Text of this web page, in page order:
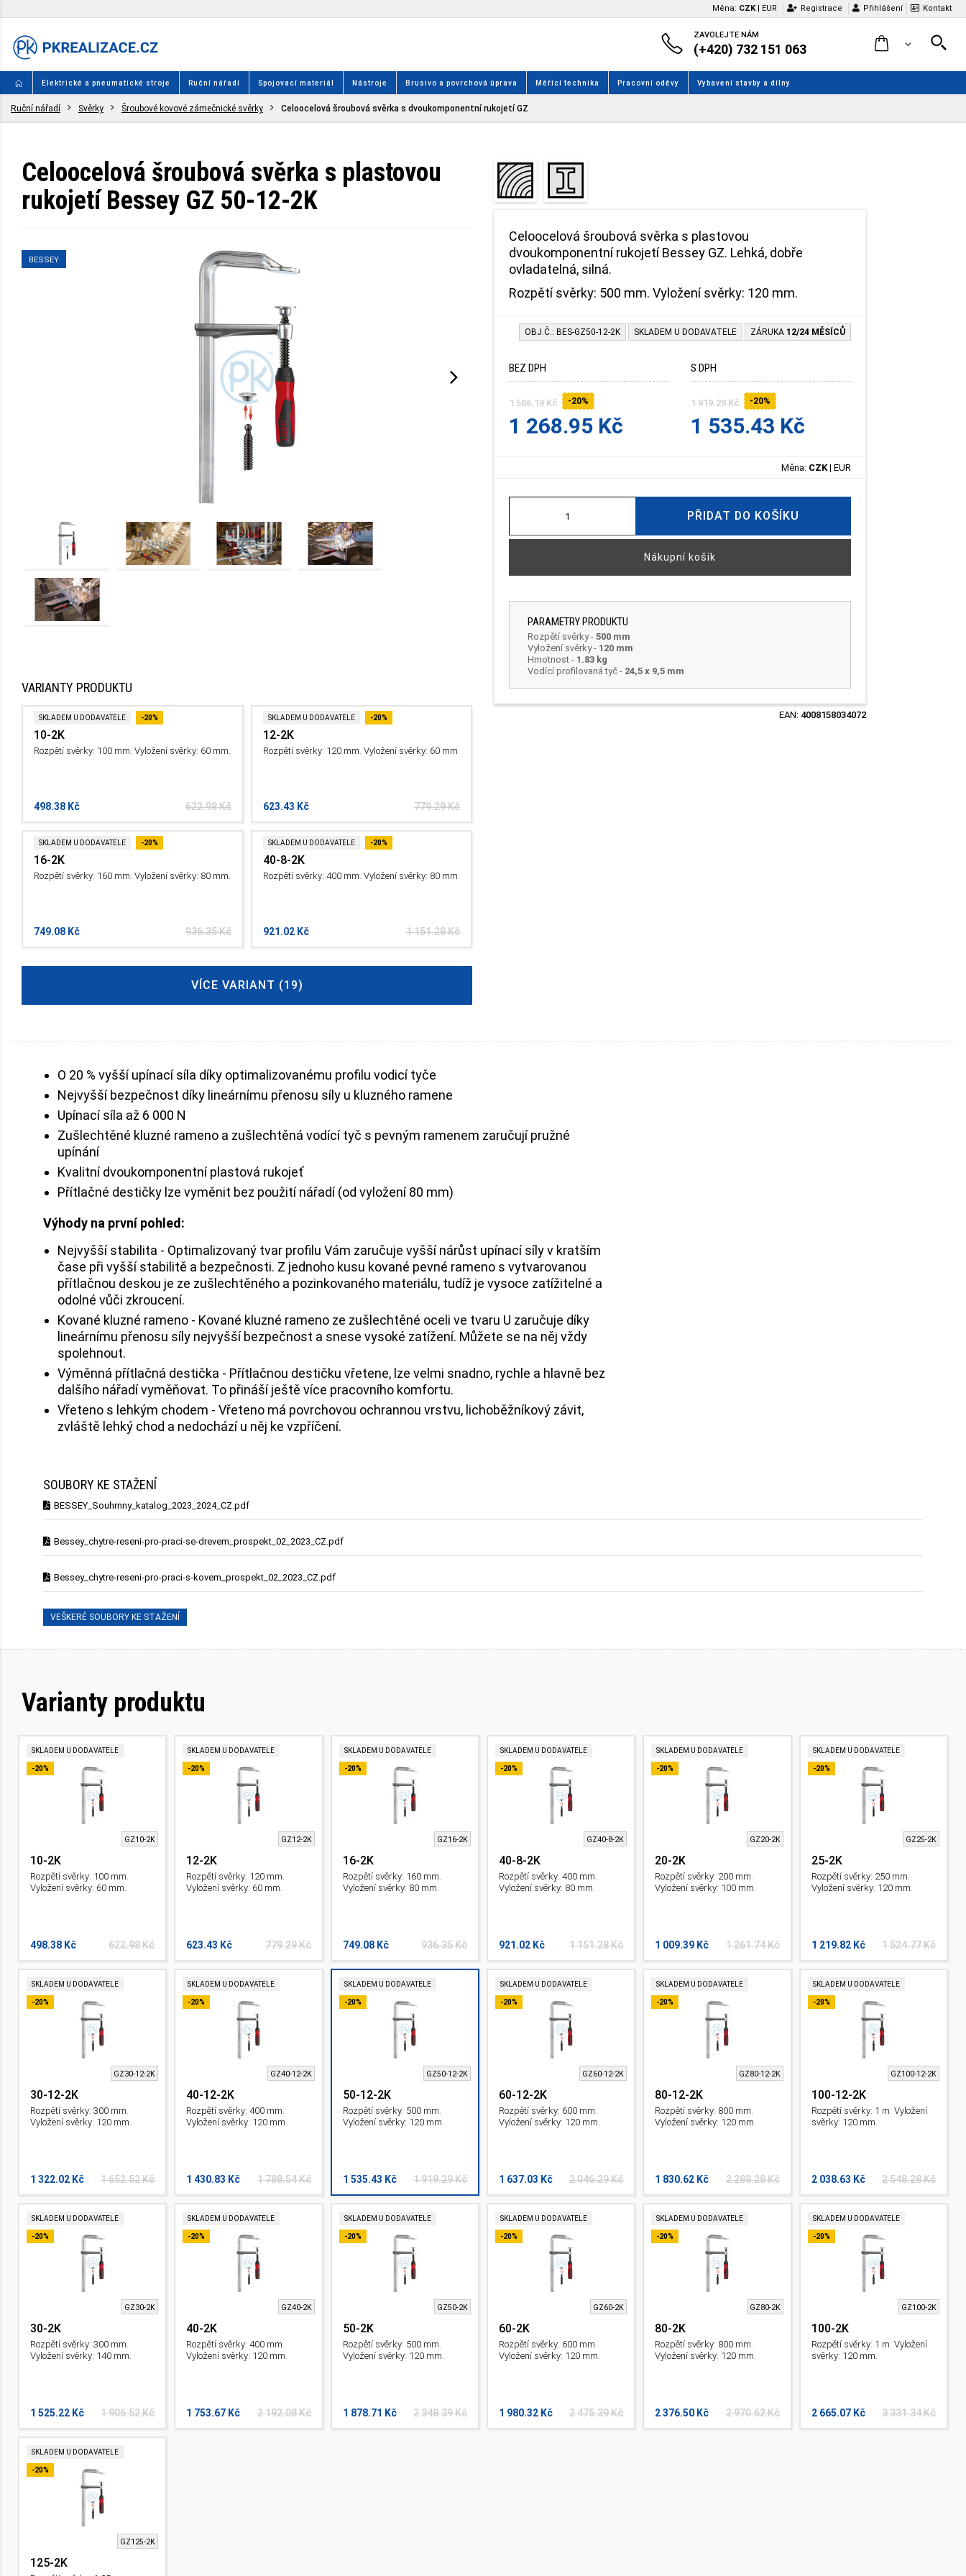
Měna: CZK | EUR Registrace Přihlášení Kontakt
ZAVOLEJTE NÁM
(+420) 732 151 063
Elektrické a pneumatické stroje Ruční nářadí Spojovací materiál Nástroje Brusivo a povrchová úprava Měřící technika Pracovní oděvy Vybavení stavby a dílny
Ruční nářadí Svěrky Šroubové kovové zámečnické svěrky Celoocelová šroubová svěrka s dvoukomponentní rukojetí GZ
Celoocelová šroubová svěrka s plastovou
rukojetí Bessey GZ 50-12-2K
BESSEY
VARIANTY PRODUKTU
SKLADEM U DODAVATELE -20%
10-2K
Rozpětí svěrky: 100 mm. Vyložení svěrky: 60 mm.
622.98 Kč
498.38 Kč
SKLADEM U DODAVATELE -20%
12-2K
Rozpětí svěrky: 120 mm. Vyložení svěrky: 60 mm.
779.29 Kč
623.43 Kč
SKLADEM U DODAVATELE -20%
16-2K
Rozpětí svěrky: 160 mm. Vyložení svěrky: 80 mm.
936.35 Kč
749.08 Kč
SKLADEM U DODAVATELE -20%
40-8-2K
Rozpětí svěrky: 400 mm. Vyložení svěrky: 80 mm.
1 151.28 Kč
921.02 Kč
VÍCE VARIANT (19)
Celoocelová šroubová svěrka s plastovou
dvoukomponentní rukojetí Bessey GZ. Lehká, dobře
ovladatelná, silná.
Rozpětí svěrky: 500 mm. Vyložení svěrky: 120 mm.
OBJ.Č.: BES-GZ50-12-2K SKLADEM U DODAVATELE ZÁRUKA 12/24 MĚSÍCŮ
BEZ DPH
1 586.19 Kč -20%
1 268.95 Kč
S DPH
1 919.29 Kč -20%
1 535.43 Kč
Měna: CZK| EUR
PŘIDAT DO KOŠÍKU
Nákupní košík
PARAMETRY PRODUKTU
Rozpětí svěrky- 500 mm
Vyložení svěrky- 120 mm
Hmotnost - 1.83 kg
Vodící profilovaná tyč - 24,5 x 9,5 mm
EAN: 4008158034072
O 20 % vyšší upínací síla díky optimalizovanému profilu vodicí tyče
Nejvyšší bezpečnost díky lineárnímu přenosu síly u kluzného ramene
Upínací síla až 6 000 N
Zušlechtěné kluzné rameno a zušlechtěná vodící tyč s pevným ramenem zaručují pružné
upínání
Kvalitní dvoukomponentní plastová rukojeť
Přítlačné destičky lze vyměnit bez použití nářadí (od vyložení 80 mm)
Výhody na první pohled:
Nejvyšší stabilita - Optimalizovaný tvar profilu Vám zaručuje vyšší nárůst upínací síly v kratším
čase při vyšší stabilitě a bezpečnosti. Z jednoho kusu kované pevné rameno s vytvarovanou
přítlačnou deskou je ze zušlechtěného a pozinkovaného materiálu, tudíž je vysoce zatížitelné a
odolné vůči zkroucení.
Kované kluzné rameno - Kované kluzné rameno ze zušlechtěné oceli ve tvaru U zaručuje díky
lineárnímu přenosu síly nejvyšší bezpečnost a snese vysoké zatížení. Můžete se na něj vždy
spolehnout.
Výměnná přítlačná destička - Přítlačnou destičku vřetene, lze velmi snadno, rychle a hlavně bez
dalšího nářadí vyměňovat. To přináší ještě více pracovního komfortu.
Vřeteno s lehkým chodem - Vřeteno má povrchovou ochrannou vrstvu, lichoběžníkový závit,
zvláště lehký chod a nedochází u něj ke vzpříčení.
SOUBORY KE STAŽENÍ
BESSEY_Souhrnny_katalog_2023_2024_CZ.pdf
Bessey_chytre-reseni-pro-praci-se-drevem_prospekt_02_2023_CZ.pdf
Bessey_chytre-reseni-pro-praci-s-kovem_prospekt_02_2023_CZ.pdf
VEŠKERÉ SOUBORY KE STAŽENÍ
Varianty produktu
SKLADEM U DODAVATELE
-20%
GZ10-2K
10-2K
Rozpětí svěrky: 100 mm.
Vyložení svěrky: 60 mm.
622.98 Kč
498.38 Kč
SKLADEM U DODAVATELE
-20%
GZ12-2K
12-2K
Rozpětí svěrky: 120 mm.
Vyložení svěrky: 60 mm.
779.29 Kč
623.43 Kč
SKLADEM U DODAVATELE
-20%
GZ16-2K
16-2K
Rozpětí svěrky: 160 mm.
Vyložení svěrky: 80 mm.
936.35 Kč
749.08 Kč
SKLADEM U DODAVATELE
-20%
GZ40-8-2K
40-8-2K
Rozpětí svěrky: 400 mm.
Vyložení svěrky: 80 mm.
1 151.28 Kč
921.02 Kč
SKLADEM U DODAVATELE
-20%
GZ20-2K
20-2K
Rozpětí svěrky: 200 mm.
Vyložení svěrky: 100 mm.
1 261.74 Kč
1 009.39 Kč
SKLADEM U DODAVATELE
-20%
GZ25-2K
25-2K
Rozpětí svěrky: 250 mm.
Vyložení svěrky: 120 mm.
1 524.77 Kč
1 219.82 Kč
SKLADEM U DODAVATELE
-20%
GZ30-12-2K
30-12-2K
Rozpětí svěrky: 300 mm.
Vyložení svěrky: 120 mm.
1 652.52 Kč
1 322.02 Kč
SKLADEM U DODAVATELE
-20%
GZ40-12-2K
40-12-2K
Rozpětí svěrky: 400 mm.
Vyložení svěrky: 120 mm.
1 788.54 Kč
1 430.83 Kč
SKLADEM U DODAVATELE
-20%
GZ50-12-2K
50-12-2K
Rozpětí svěrky: 500 mm.
Vyložení svěrky: 120 mm.
1 919.29 Kč
1 535.43 Kč
SKLADEM U DODAVATELE
-20%
GZ60-12-2K
60-12-2K
Rozpětí svěrky: 600 mm.
Vyložení svěrky: 120 mm.
2 046.29 Kč
1 637.03 Kč
SKLADEM U DODAVATELE
-20%
GZ80-12-2K
80-12-2K
Rozpětí svěrky: 800 mm.
Vyložení svěrky: 120 mm.
2 288.28 Kč
1 830.62 Kč
SKLADEM U DODAVATELE
-20%
GZ100-12-2K
100-12-2K
Rozpětí svěrky: 1 m. Vyložení
svěrky: 120 mm.
2 548.28 Kč
2 038.63 Kč
SKLADEM U DODAVATELE
-20%
GZ30-2K
30-2K
Rozpětí svěrky: 300 mm.
Vyložení svěrky: 140 mm.
1 906.52 Kč
1 525.22 Kč
SKLADEM U DODAVATELE
-20%
GZ40-2K
40-2K
Rozpětí svěrky: 400 mm.
Vyložení svěrky: 120 mm.
2 192.08 Kč
1 753.67 Kč
SKLADEM U DODAVATELE
-20%
GZ50-2K
50-2K
Rozpětí svěrky: 500 mm.
Vyložení svěrky: 120 mm.
2 348.39 Kč
1 878.71 Kč
SKLADEM U DODAVATELE
-20%
GZ60-2K
60-2K
Rozpětí svěrky: 600 mm.
Vyložení svěrky: 120 mm.
2 475.39 Kč
1 980.32 Kč
SKLADEM U DODAVATELE
-20%
GZ80-2K
80-2K
Rozpětí svěrky: 800 mm.
Vyložení svěrky: 120 mm.
2 970.62 Kč
2 376.50 Kč
SKLADEM U DODAVATELE
-20%
GZ100-2K
100-2K
Rozpětí svěrky: 1 m. Vyložení
svěrky: 120 mm.
3 331.34 Kč
2 665.07 Kč
SKLADEM U DODAVATELE
-20%
GZ125-2K
125-2K